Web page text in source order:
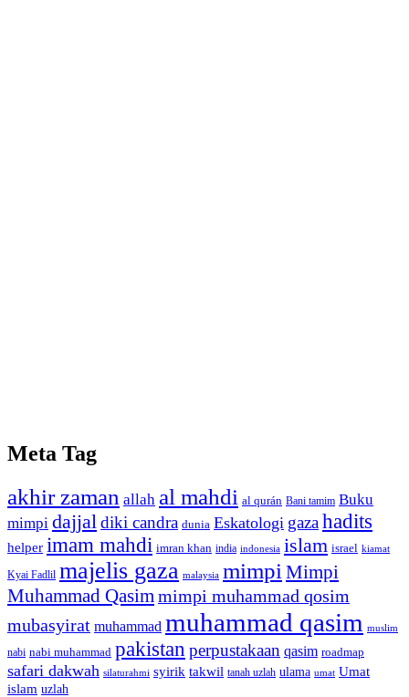
Meta Tag
akhir zaman allah al mahdi al qurán Bani tamim Buku
mimpi dajjal diki candra dunia Eskatologi gazahadits
helper imam mahdi imran khan india indonesia islam israel kiamat
Kyai Fadlil majelis gaza malaysia mimpi Mimpi
Muhammad Qasim mimpi muhammad qosim
mubasyirat muhammad muhammad qasim muslim
nabi nabi muhammad pakistan perpustakaan qasim roadmap
safari dakwah silaturahmi syirik takwil tanah uzlah ulama umat Umat
islam uzlah